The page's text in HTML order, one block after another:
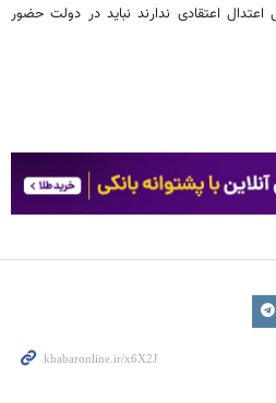
اعتقادی ندارند نباید در دولت حضور